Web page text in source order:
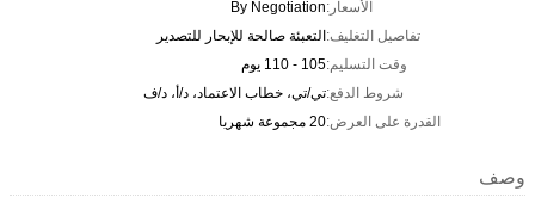
الأسعار:By Negotiation
تفاصيل التغليف:التعبئة صالحة للإبحار للتصدير
وقت التسليم:105 - 110 يوم
شروط الدفع:تي/تي، خطاب الاعتماد، د/أ، د/ف
القدرة على العرض:20 مجموعة شهريا
وصف